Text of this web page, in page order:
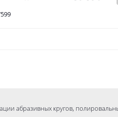
абразивных кругов,